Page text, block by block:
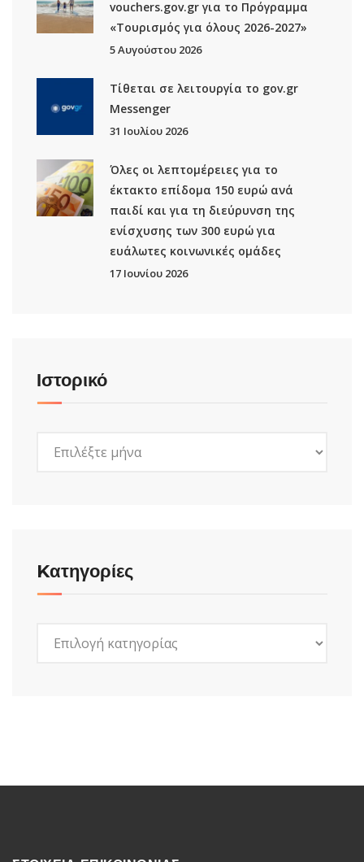
vouchers.gov.gr για το Πρόγραμμα
«Τουρισμός για όλους 2026-2027»
5 Αυγούστου 2026
Τίθεται σε λειτουργία το gov.gr
Μessenger
31 Ιουλίου 2026
Όλες οι λεπτομέρειες για το
έκτακτο επίδομα 150 ευρώ ανά
παιδί και για τη διεύρυνση της
ενίσχυσης των 300 ευρώ για
ευάλωτες κοινωνικές ομάδες
17 Ιουνίου 2026
Ιστορικό
Kατηγορίες